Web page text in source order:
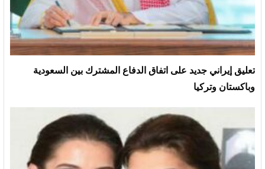
تعليق إيراني جديد على اتفاق الدفاع المشترك بين السعودية
وباكستان وتركيا